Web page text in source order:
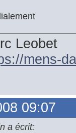
Leobet
mens-
09:07
a écrit: